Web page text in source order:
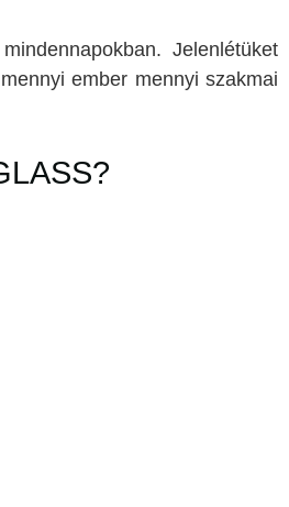
Jelenlétüket
ember mennyi szakmai